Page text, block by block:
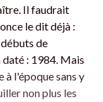
Il faudrait
le dit déjà :
de
daté : 1984. Mais
à l'époque sans y
non plus les